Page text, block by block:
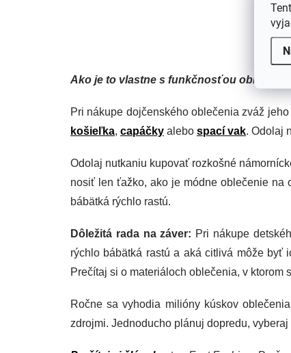
Ako je to vlastne s funkčnosťou oblečenia?
Pri nákupe dojčenského oblečenia zváž
košieľka, capáčky alebo spací vak. Odolaj
Odolaj nutkaniu kupovať rozkošné
nosiť len ťažko, ako je módne oblečenie na
bábätká rýchlo rastú.
Dôležitá rada na záver: Pri nákupe
rýchlo bábätká rastú a aká citlivá môže byť
Prečítaj si o materiáloch oblečenia, v ktorom
Ročne sa vyhodia milióny kúskov
zdrojmi. Jednoducho plánuj dopredu,